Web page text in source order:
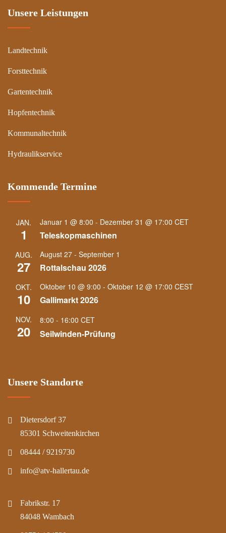
Unsere Leistungen
Landtechnik
Forsttechnik
Gartentechnik
Hopfentechnik
Kommunaltechnik
Hydraulikservice
Kommende Termine
JAN.
1
Januar 1 @ 8:00 - Dezember 31 @ 17:00 CET
Teleskopmaschinen
AUG.
27
August 27 - September 1
Rottalschau 2026
OKT.
10
Oktober 10 @ 9:00 - Oktober 12 @ 17:00 CEST
Gallimarkt 2026
NOV.
20
8:00 - 16:00 CET
Seilwinden-Prüfung
Unsere Standorte
Dietersdorf 37
85301 Schweitenkirchen
08444 / 9219730
info@atv-hallertau.de
Fabrikstr. 17
84048 Wambach